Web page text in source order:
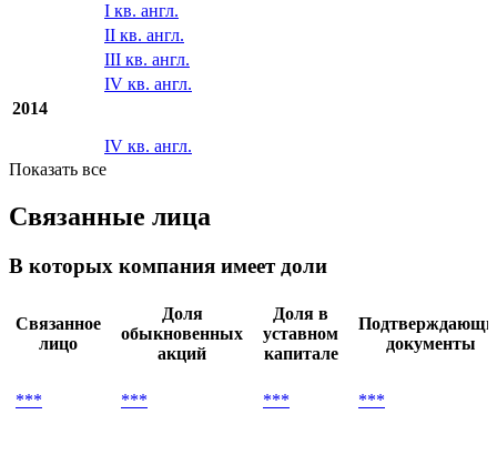
I кв. англ.
II кв. англ.
III кв. англ.
IV кв. англ.
2014
IV кв. англ.
Показать все
Связанные лица
В которых компания имеет доли
Связанное
лицо
Доля
обыкновенных
акций
Доля в
уставном
капитале
документы
*** *** *** ***